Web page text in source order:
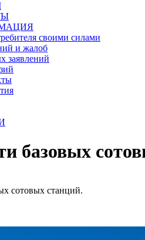
своими силами
и жалоб
заявлений
базовых
сотовых станций.